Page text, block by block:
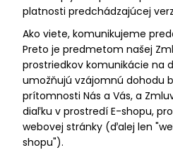
platnosti predchádzajúcej
Ako viete, komunikujeme
Preto je predmetom našej
prostriedkov komunikácie na
umožňujú vzájomnú dohodu
prítomnosti Nás a Vás, a
diaľku v prostredí E-shopu,
webovej stránky (ďalej len
shopu").
O
p
o
ú
a
m